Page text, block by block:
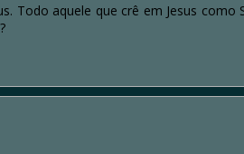
Todo aquele que crê em Jesus